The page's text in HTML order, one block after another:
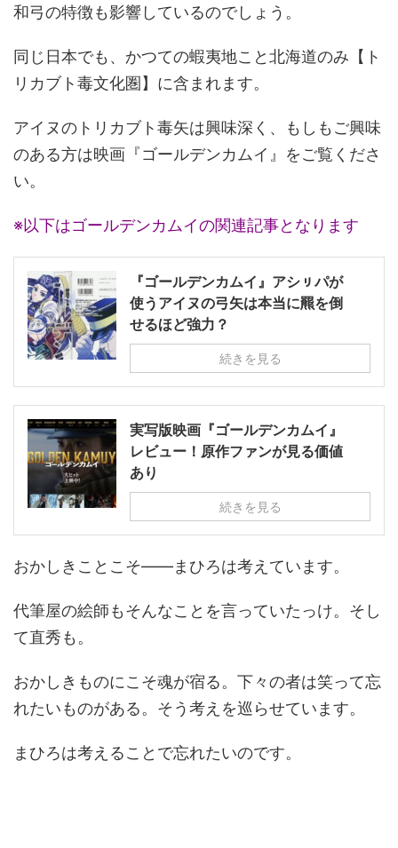
和弓の特徴も影響しているのでしょう。
同じ日本でも、かつての蝦夷地こと北海道のみ【ト
リカブト毒文化圏】に含まれます。
アイヌのトリカブト毒矢は興味深く、もしもご興味
のある方は映画『ゴールデンカムイ』をご覧くださ
い。
※以下はゴールデンカムイの関連記事となります
『ゴールデンカムイ』アシㇼパが
使うアイヌの弓矢は本当に羆を倒
せるほど強力？
続きを見る
実写版映画『ゴールデンカムイ』
レビュー！原作ファンが見る価値
あり
続きを見る
おかしきことこそ――まひろは考えています。
代筆屋の絵師もそんなことを言っていたっけ。そし
て直秀も。
おかしきものにこそ魂が宿る。下々の者は笑って忘
れたいものがある。そう考えを巡らせています。
まひろは考えることで忘れたいのです。